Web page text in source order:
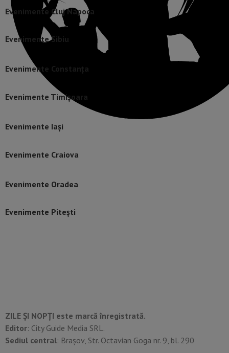
Evenimente Cluj Napoca
Evenimente Sibiu
Evenimente Constanța
Evenimente Timișoara
Evenimente Iași
Evenimente Craiova
Evenimente Oradea
Evenimente Pitești
ZILE ȘI NOPȚI este marcă înregistrată.
Editor: City Guide Media SRL.
Sediul central: Brașov, Str. Octavian Goga nr. 9, bl. 290